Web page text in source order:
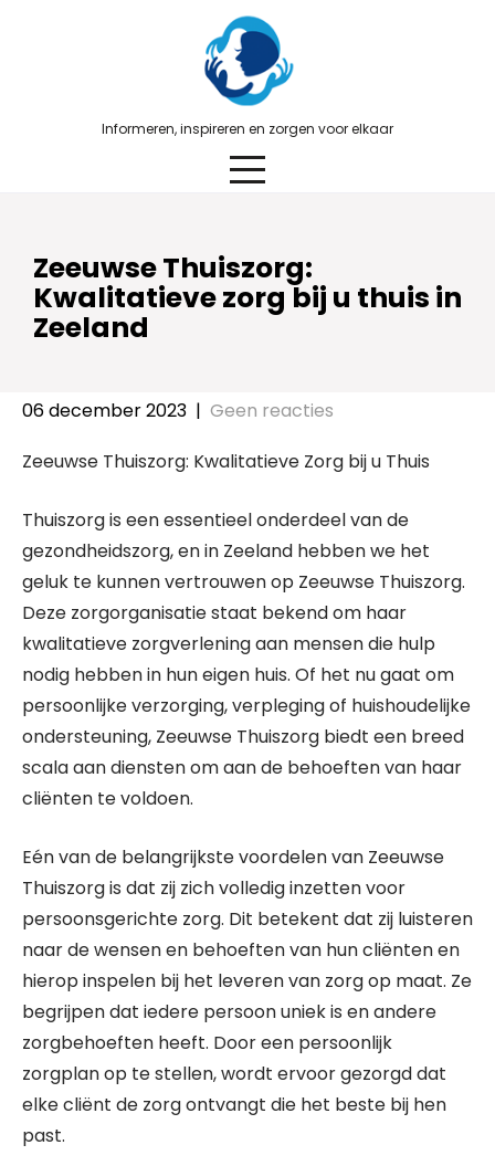
Informeren, inspireren en zorgen voor elkaar
Zeeuwse Thuiszorg:
Kwalitatieve zorg bij u thuis in
Zeeland
06 december 2023 | Geen reacties
Zeeuwse Thuiszorg: Kwalitatieve Zorg bij u Thuis
Thuiszorg is een essentieel onderdeel van de
gezondheidszorg, en in Zeeland hebben we het
geluk te kunnen vertrouwen op Zeeuwse Thuiszorg.
Deze zorgorganisatie staat bekend om haar
kwalitatieve zorgverlening aan mensen die hulp
nodig hebben in hun eigen huis. Of het nu gaat om
persoonlijke verzorging, verpleging of huishoudelijke
ondersteuning, Zeeuwse Thuiszorg biedt een breed
scala aan diensten om aan de behoeften van haar
cliënten te voldoen.
Eén van de belangrijkste voordelen van Zeeuwse
Thuiszorg is dat zij zich volledig inzetten voor
persoonsgerichte zorg. Dit betekent dat zij luisteren
naar de wensen en behoeften van hun cliënten en
hierop inspelen bij het leveren van zorg op maat. Ze
begrijpen dat iedere persoon uniek is en andere
zorgbehoeften heeft. Door een persoonlijk
zorgplan op te stellen, wordt ervoor gezorgd dat
elke cliënt de zorg ontvangt die het beste bij hen
past.